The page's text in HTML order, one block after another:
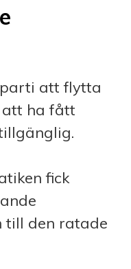
att flytta
ha fått
fick
till den ratade